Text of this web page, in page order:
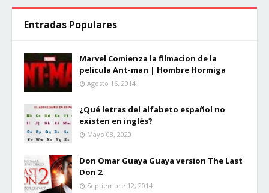
Entradas Populares
Marvel Comienza la filmacion de la
pelicula Ant-man | Hombre Hormiga
Agosto 16, 2014
¿Qué letras del alfabeto español no
existen en inglés?
Mayo 08, 2020
Don Omar Guaya Guaya version The Last
Don 2
Septiembre 12, 2014